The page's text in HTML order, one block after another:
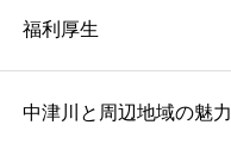
福利厚生
中津川と周辺地域の魅力